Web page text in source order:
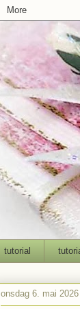
tutorial
onsdag 6. mai 2026